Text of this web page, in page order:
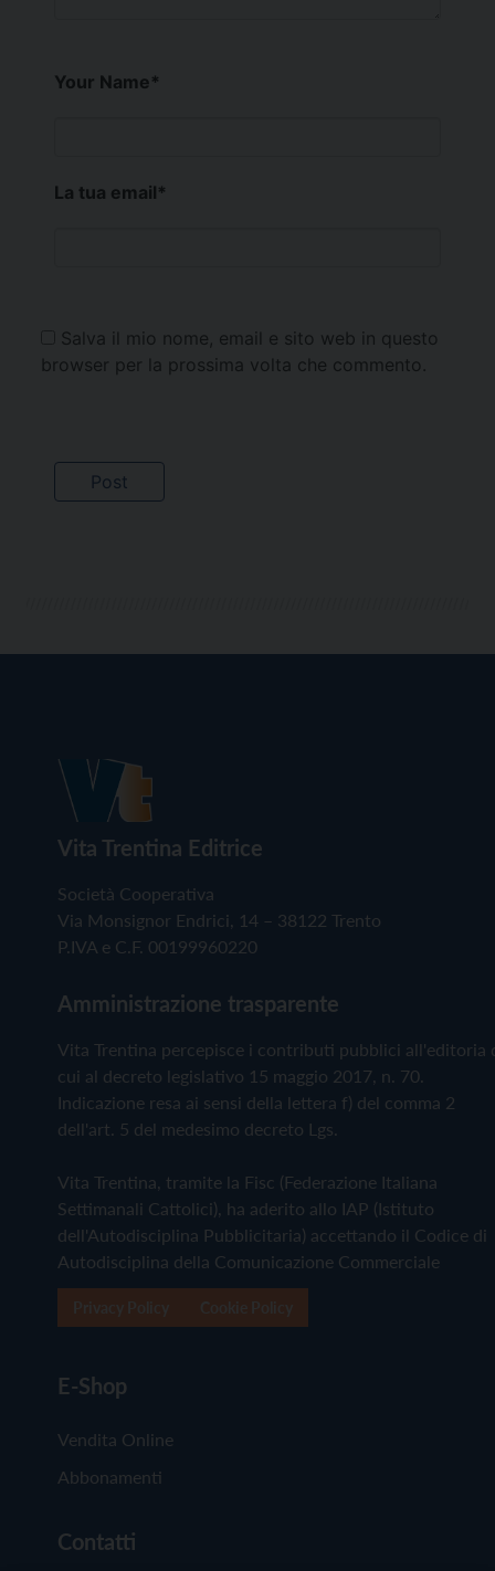
Your Name*
La tua email*
Salva il mio nome, email e sito web in questo
browser per la prossima volta che commento.
Vita Trentina Editrice
Società Cooperativa
Via Monsignor Endrici, 14 – 38122 Trento
P.IVA e C.F. 00199960220
Amministrazione trasparente
Vita Trentina percepisce i contributi pubblici all'editoria
cui al decreto legislativo 15 maggio 2017, n. 70.
Indicazione resa ai sensi della lettera f) del comma 2
dell'art. 5 del medesimo decreto Lgs.
Vita Trentina, tramite la Fisc (Federazione Italiana
Settimanali Cattolici), ha aderito allo IAP (Istituto
dell'Autodisciplina Pubblicitaria) accettando il Codice di
Autodisciplina della Comunicazione Commerciale
E-Shop
Vendita Online
Abbonamenti
Contatti